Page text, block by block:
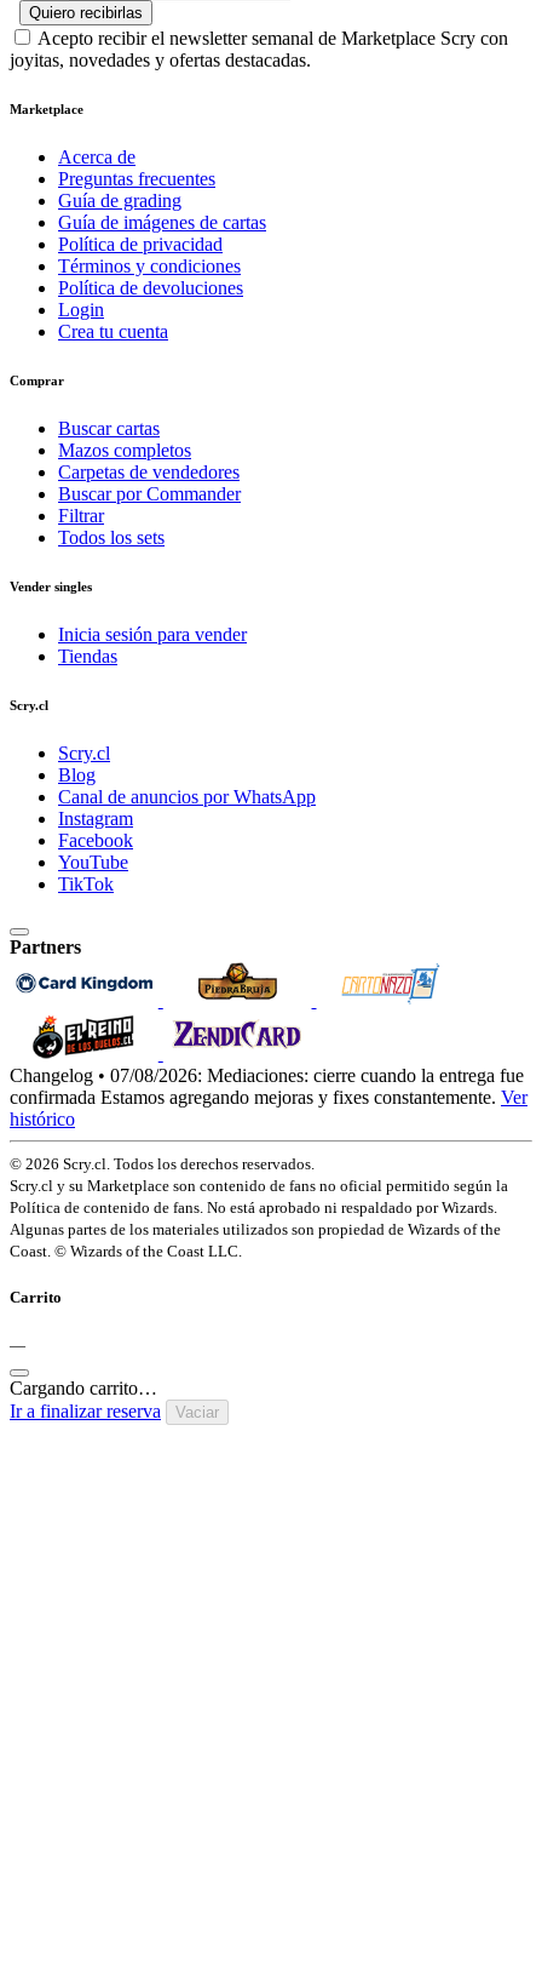
Quiero recibirlas
Acepto recibir el newsletter semanal de Marketplace Scry con
joyitas, novedades y ofertas destacadas.
Marketplace
Acerca de
Preguntas frecuentes
Guía de grading
Guía de imágenes de cartas
Política de privacidad
Términos y condiciones
Política de devoluciones
Login
Crea tu cuenta
Comprar
Buscar cartas
Mazos completos
Carpetas de vendedores
Buscar por Commander
Filtrar
Todos los sets
Vender singles
Inicia sesión para vender
Tiendas
Scry.cl
Scry.cl
Blog
Canal de anuncios por WhatsApp
Instagram
Facebook
YouTube
TikTok
Partners
Changelog • 07/08/2026: Mediaciones: cierre cuando la entrega fue
confirmada Estamos agregando mejoras y fixes constantemente. Ver
histórico
© 2026 Scry.cl. Todos los derechos reservados.
Scry.cl y su Marketplace son contenido de fans no oficial permitido según la
Política de contenido de fans. No está aprobado ni respaldado por Wizards.
Algunas partes de los materiales utilizados son propiedad de Wizards of the
Coast. © Wizards of the Coast LLC.
Carrito
—
Cargando carrito…
Ir a finalizar reserva
Vaciar